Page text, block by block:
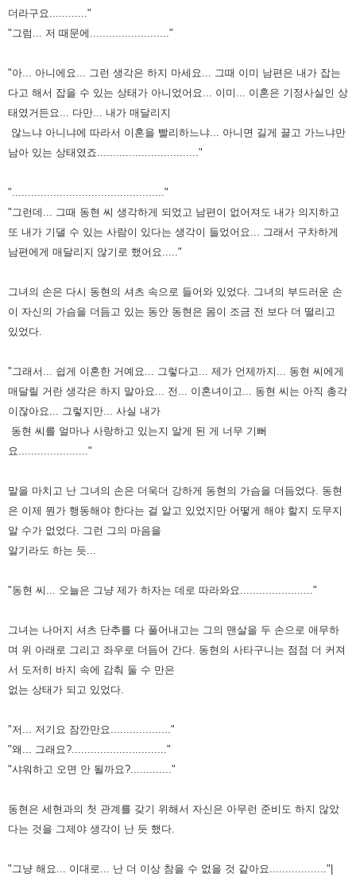
더라구요............"
"그럼... 저 때문에........................."
"아... 아니에요... 그런 생각은 하지 마세요... 그때 이미 남편은 내가 잡는
다고 해서 잡을 수 있는 상태가 아니었어요... 이미... 이혼은 기정사실인 상
태였거든요... 다만... 내가 매달리지
않느냐 아니냐에 따라서 이혼을 빨리하느냐... 아니면 길게 끌고 가느냐만
남아 있는 상태였죠................................"
"................................................"
"그런데... 그때 동현 씨 생각하게 되었고 남편이 없어져도 내가 의지하고
또 내가 기댈 수 있는 사람이 있다는 생각이 들었어요...
그래서 구차하게
남편에게 매달리지 않기로 했어요....."
그녀의 손은 다시 동현의 셔츠 속으로 들어와 있었다.
그녀의 부드러운 손
이 자신의 가슴을 더듬고 있는 동안 동현은 몸이 조금 전 보다 더 떨리고
있었다.
"그래서... 쉽게 이혼한 거예요... 그렇다고... 제가 언제까지... 동현 씨에게
매달릴 거란 생각은 하지 말아요... 전... 이혼녀이고... 동현 씨는 아직 총각
이잖아요... 그렇지만... 사실 내가
동현 씨를 얼마나 사랑하고 있는지 알게 된 게 너무 기뻐
요......................"
말을 마치고 난 그녀의 손은 더욱더 강하게 동현의 가슴을 더듬었다. 동현
은 이제 뭔가 행동해야 한다는 걸 알고 있었지만 어떻게 해야 할지 도무지
알 수가 없었다.
그런 그의 마음을
알기라도 하는 듯...
"동현 씨... 오늘은 그냥 제가 하자는 데로 따라와요......................."
그녀는 나머지 셔츠 단추를 다 풀어내고는 그의 맨살을 두 손으로 애무하
며 위 아래로 그리고 좌우로 더듬어 간다. 동현의 사타구니는 점점 더 커져
서 도저히 바지 속에 감춰 둘 수 만은
없는 상태가 되고 있었다.
"저... 저기요 잠깐만요..................."
"왜... 그래요?.............................."
"샤워하고 오면 안 될까요?............."
동현은 세현과의 첫 관계를 갖기 위해서 자신은 아무런 준비도 하지 않았
다는 것을 그제야 생각이 난 듯 했다.
"그냥 해요... 이대로... 난 더 이상 참을 수 없을 것 같아요.................."|